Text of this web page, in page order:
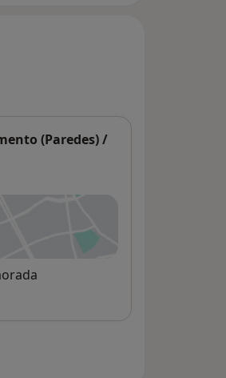
(Paredes) /